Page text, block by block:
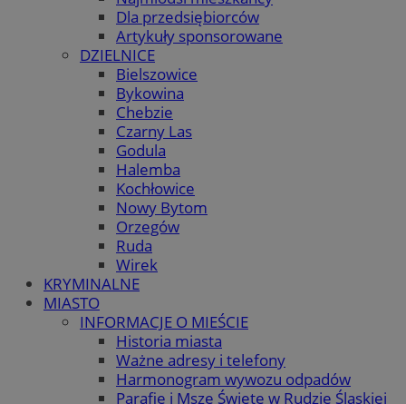
Dla przedsiębiorców
Artykuły sponsorowane
DZIELNICE
Bielszowice
Bykowina
Chebzie
Czarny Las
Godula
Halemba
Kochłowice
Nowy Bytom
Orzegów
Ruda
Wirek
KRYMINALNE
MIASTO
INFORMACJE O MIEŚCIE
Historia miasta
Ważne adresy i telefony
Harmonogram wywozu odpadów
Parafie i Msze Święte w Rudzie Śląskiej